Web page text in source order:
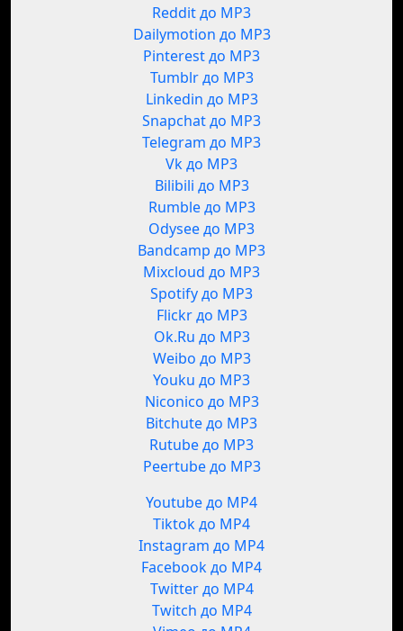
Reddit до MP3
Dailymotion до MP3
Pinterest до MP3
Tumblr до MP3
Linkedin до MP3
Snapchat до MP3
Telegram до MP3
Vk до MP3
Bilibili до MP3
Rumble до MP3
Odysee до MP3
Bandcamp до MP3
Mixcloud до MP3
Spotify до MP3
Flickr до MP3
Ok.Ru до MP3
Weibo до MP3
Youku до MP3
Niconico до MP3
Bitchute до MP3
Rutube до MP3
Peertube до MP3
Youtube до MP4
Tiktok до MP4
Instagram до MP4
Facebook до MP4
Twitter до MP4
Twitch до MP4